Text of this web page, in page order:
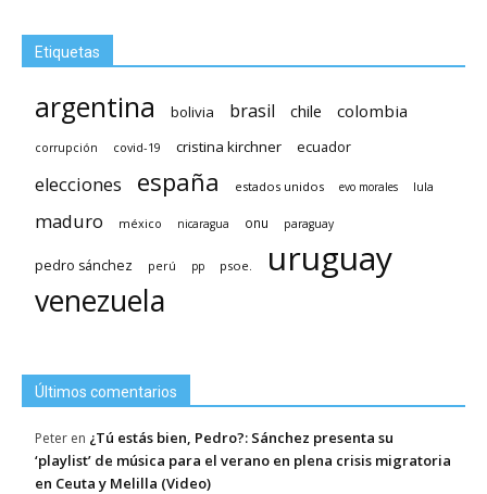
Etiquetas
argentina bolivia brasil chile colombia
corrupción covid-19 cristina kirchner ecuador
elecciones españa estados unidos evo morales lula
maduro méxico nicaragua onu paraguay
pedro sánchez perú pp psoe. uruguay
venezuela
Últimos comentarios
Peter en ¿Tú estás bien, Pedro?: Sánchez presenta su
‘playlist’ de música para el verano en plena crisis migratoria
en Ceuta y Melilla (Video)